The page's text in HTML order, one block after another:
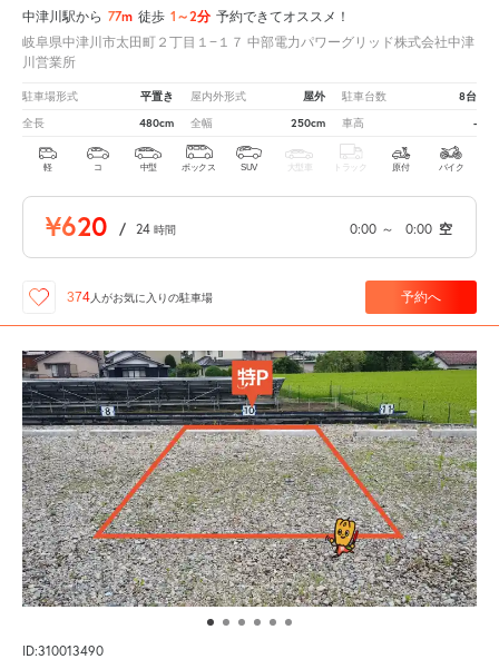
中津川駅から 77m 徒歩 1～2分 予約できてオススメ！
岐阜県中津川市太田町２丁目１−１７ 中部電力パワーグリッド株式会社中津
川営業所
駐車場形式 平置き 屋内外形式 屋外 駐車台数 8台
全長 480cm 全幅 250cm 車高 -
軽 コ 中型 ボックス SUV 大型車 トラック 原付 バイク
¥620 / 24 時間 0:00 ～ 0:00 空
374 人がお気に入りの駐車場 予約へ
ID:310013490